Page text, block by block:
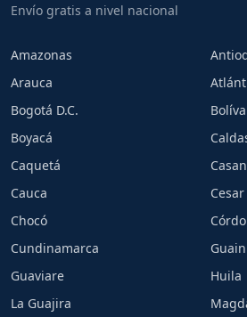
Envío gratis a nivel nacional
Amazonas
Arauca
Bogotá D.C.
Boyacá
Caquetá
Cauca
Cesar
Chocó
Cundinamarca
Guaviare
Huila
La Guajira